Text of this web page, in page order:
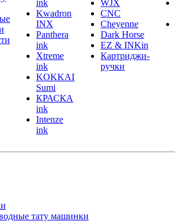
ink
Kwadron
INX
Panthera
ink
Xtreme
ink
KOKKAI
Sumi
КРАСКА
ink
Intenze
ink
WJX
CNC
Cheyenne
Dark Horse
EZ & INKin
Картриджи-
ручки
тату машинки